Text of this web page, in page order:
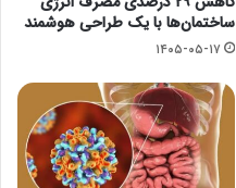
ساختمان‌ها با یک طراحی هوشمند
۱۴۰۵-۰۵-۱۷